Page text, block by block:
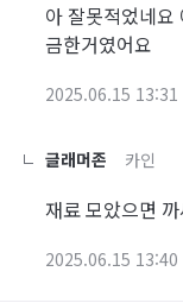
아 잘못적었네요
금한거였어요
2025.06.15 13:31
글래머존 카인
재료 모았으면
2025.06.15 13:40